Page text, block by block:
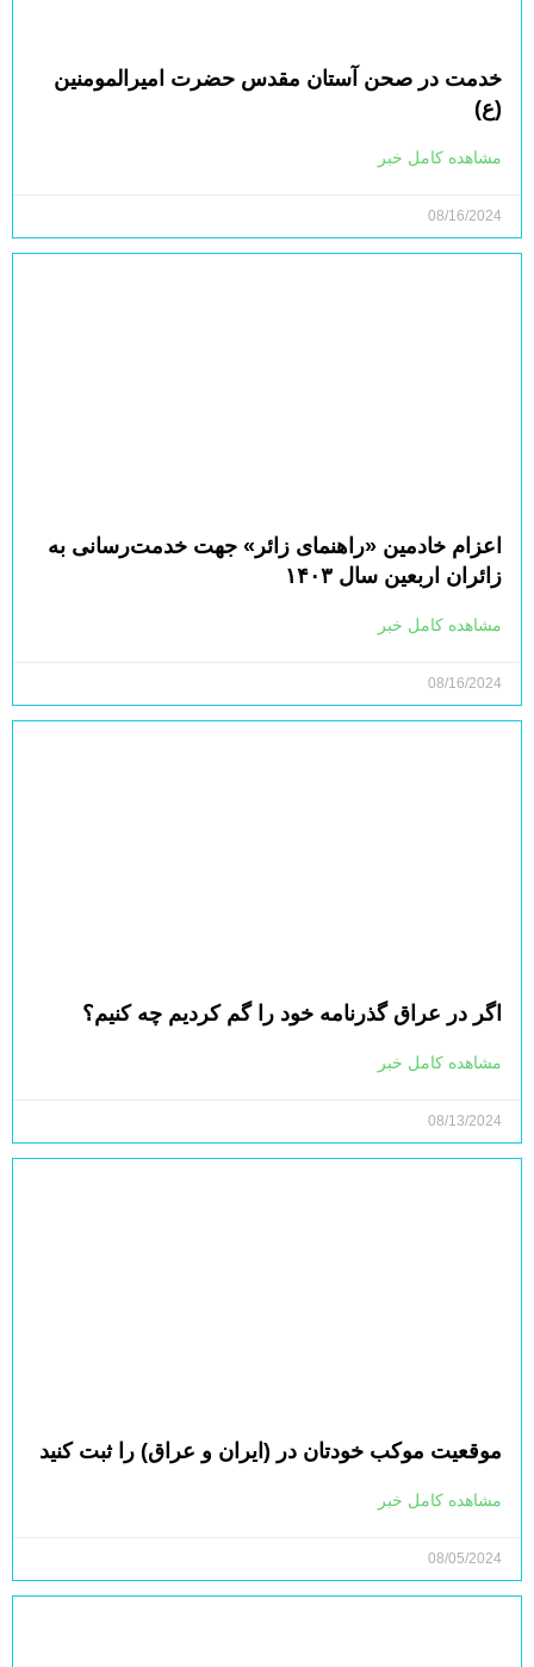
خدمت در صحن آستان مقدس حضرت امیرالمومنین
(ع)
مشاهده کامل خبر
08/16/2024
اعزام خادمین «راهنمای زائر» جهت خدمت‌رسانی به
زائران اربعین سال ۱۴۰۳
مشاهده کامل خبر
08/16/2024
اگر در عراق گذرنامه خود را گم کردیم چه کنیم؟
مشاهده کامل خبر
08/13/2024
موقعیت موکب خودتان در (ایران و عراق) را ثبت کنید
مشاهده کامل خبر
08/05/2024